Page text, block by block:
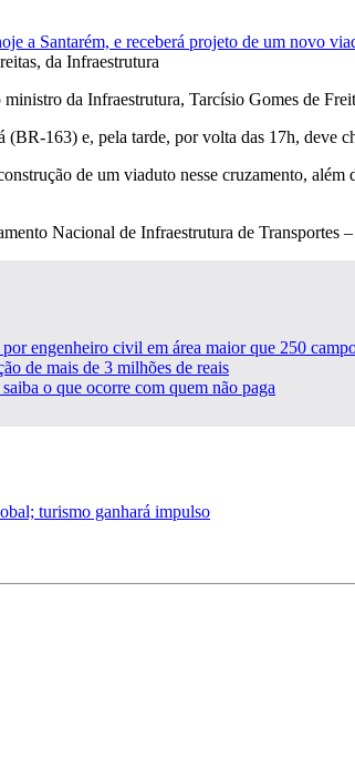
da Infraestrutura
da Infraestrutura, Tarcísio Gomes de
163) e, pela tarde, por volta das 17h, deve
de um viaduto nesse cruzamento,
Nacional de Infraestrutura de Transportes
engenheiro civil em área maior que 250
de mais de 3 milhões de reais
o que ocorre com quem não paga
turismo ganhará impulso